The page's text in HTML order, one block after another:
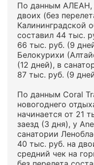
По данным АЛЕАН,
двоих (без
Калининградской
составил 44 тыс.
66 тыс. руб. (9
Белокурихи
(12 дней), в
87 тыс. руб. (9
По данным Coral
новогоднего
начинается от 21
заезд (3 дня), у
санатории
40 тыс. руб. на
средний чек на